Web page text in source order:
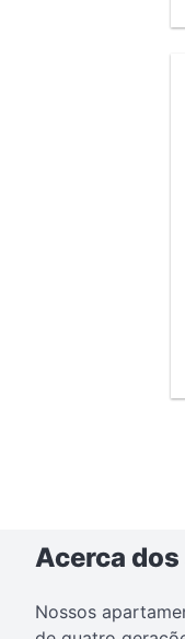
Acerca
Nossos